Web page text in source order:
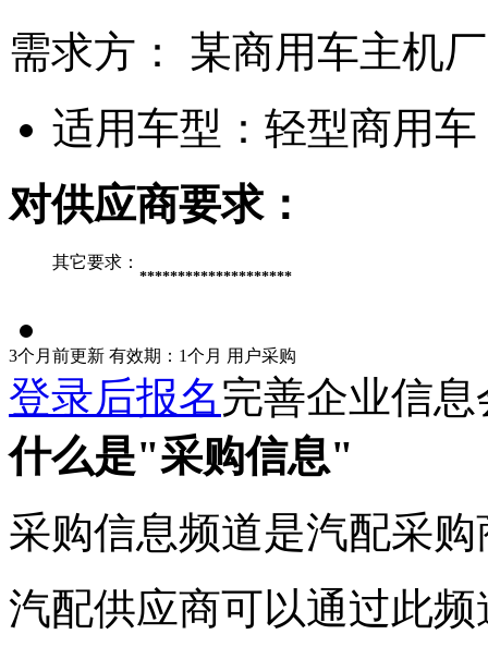
需求方：
某商用车主机厂
适用车型： 轻型商用车
对供应商要求：
其它要求：
********************
3个月前更新 有效期：1个月 用户采购
登录后报名完善企业信
什么是"采购信息"
采购信息频道是汽配采
汽配供应商可以通过此